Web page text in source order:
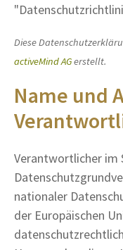
Diese
activeMind AGerstellt.
Name und
Verantwortlicher im
nationaler
der Europäischen